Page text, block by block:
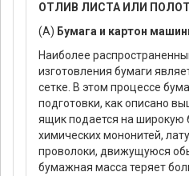
ОТЛИВ ЛИСТА ИЛИ
(А) Бумага и картон
Наиболее
изготовления бумаги
сетке. В этом процессе
подготовки, как описано
ящик подается на широкую
химических мононитей,
проволоки, движущуюся
бумажная масса теряет